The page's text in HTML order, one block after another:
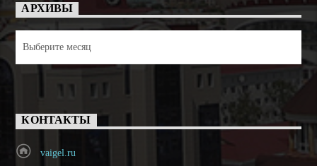
АРХИВЫ
КОНТАКТЫ
vaigel.ru